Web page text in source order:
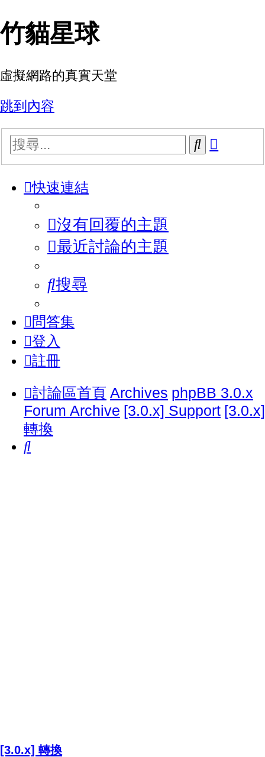
竹貓星球
虛擬網路的真實天堂
跳到內容
搜
尋階
快速連結
沒有回覆的主題
最近討論的主題
搜尋
問答集
登入
註冊
討論區首頁 Archives phpBB 3.0.x
Forum Archive [3.0.x] Support [3.0.x]
轉換
[3.0.x] 轉換